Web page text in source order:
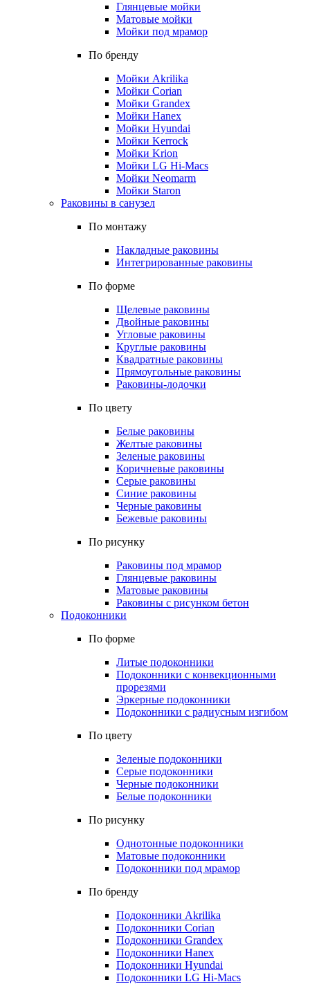
Глянцевые мойки
Матовые мойки
Мойки под мрамор
По бренду
Мойки Akrilika
Мойки Corian
Мойки Grandex
Мойки Hanex
Мойки Hyundai
Мойки Kerrock
Мойки Krion
Мойки LG Hi-Macs
Мойки Neomarm
Мойки Staron
Раковины в санузел
По монтажу
Накладные раковины
Интегрированные раковины
По форме
Щелевые раковины
Двойные раковины
Угловые раковины
Круглые раковины
Квадратные раковины
Прямоугольные раковины
Раковины-лодочки
По цвету
Белые раковины
Желтые раковины
Зеленые раковины
Коричневые раковины
Серые раковины
Синие раковины
Черные раковины
Бежевые раковины
По рисунку
Раковины под мрамор
Глянцевые раковины
Матовые раковины
Раковины с рисунком бетон
Подоконники
По форме
Литые подоконники
Подоконники с конвекционными
прорезями
Эркерные подоконники
Подоконники с радиусным изгибом
По цвету
Зеленые подоконники
Серые подоконники
Черные подоконники
Белые подоконники
По рисунку
Однотонные подоконники
Матовые подоконники
Подоконники под мрамор
По бренду
Подоконники Akrilika
Подоконники Corian
Подоконники Grandex
Подоконники Hanex
Подоконники Hyundai
Подоконники LG Hi-Macs